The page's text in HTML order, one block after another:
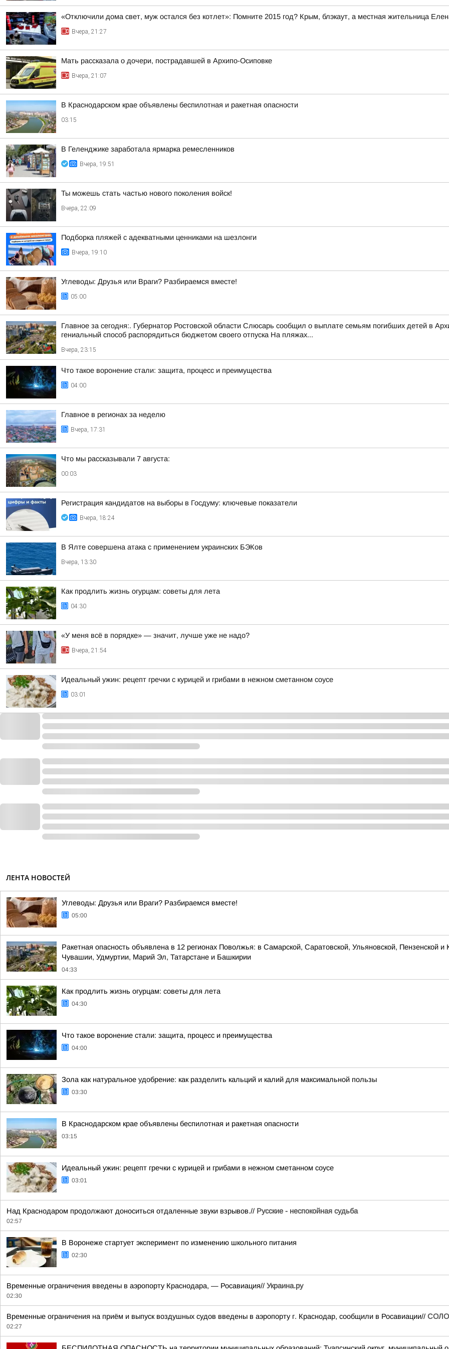
«Отключили дома свет, муж остался без котлет»: Помните 2015 год? Крым, блэкаут, а местная жительница
Вчера, 21:27
Мать рассказала о дочери, пострадавшей в Архипо-Осиповке
Вчера, 21:07
В Краснодарском крае объявлены беспилотная и ракетная опасности
03:15
В Геленджике заработала ярмарка ремесленников
Вчера, 19:51
Ты можешь стать частью нового поколения войск!
Вчера, 22:09
Подборка пляжей с адекватными ценниками на шезлонги
Вчера, 19:10
Углеводы: Друзья или Враги? Разбираемся вместе!
05:00
Главное за сегодня:. Губернатор Ростовской области Слюсарь сообщил о выплате семьям погибших детей в
гениальный способ распорядиться бюджетом своего отпуска На пляжах...
Вчера, 23:15
Что такое воронение стали: защита, процесс и преимущества
04:00
Главное в регионах за неделю
Вчера, 17:31
Что мы рассказывали 7 августа:
00:03
Регистрация кандидатов на выборы в Госдуму: ключевые показатели
Вчера, 18:24
В Ялте совершена атака с применением украинских БЭКов
Вчера, 13:30
Как продлить жизнь огурцам: советы для лета
04:30
«У меня всё в порядке» — значит, лучше уже не надо?
Вчера, 21:54
Идеальный ужин: рецепт гречки с курицей и грибами в нежном сметанном соусе
03:01
ЛЕНТА НОВОСТЕЙ
Углеводы: Друзья или Враги? Разбираемся вместе!
05:00
Ракетная опасность объявлена в 12 регионах Поволжья: в Самарской, Саратовской, Ульяновской, Пензенской
Чувашии, Удмуртии, Марий Эл, Татарстане и Башкирии
04:33
Как продлить жизнь огурцам: советы для лета
04:30
Что такое воронение стали: защита, процесс и преимущества
04:00
Зола как натуральное удобрение: как разделить кальций и калий для максимальной пользы
03:30
В Краснодарском крае объявлены беспилотная и ракетная опасности
03:15
Идеальный ужин: рецепт гречки с курицей и грибами в нежном сметанном соусе
03:01
Над Краснодаром продолжают доноситься отдаленные звуки взрывов.// Русские - неспокойная судьба
02:57
В Воронеже стартует эксперимент по изменению школьного питания
02:30
Временные ограничения введены в аэропорту Краснодара, — Росавиация// Украина.ру
02:30
Временные ограничения на приём и выпуск воздушных судов введены в аэропорту г. Краснодар, сообщили в Росавиации//
02:27